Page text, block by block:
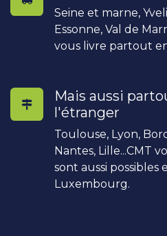
Seine et marne,
Essonne, Val de
vous livre partout
Mais aussi
l'étranger
Toulouse, Lyon,
Nantes, Lille...CMT
sont aussi possibles
Luxembourg.